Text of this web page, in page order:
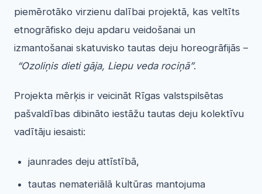
piemērotāko virzienu dalībai projektā, kas veltīts
etnogrāfisko deju apdaru veidošanai un
izmantošanai skatuvisko tautas deju horeogrāfijās –
“Ozoliņis dieti gāja, Liepu veda rociņā”.
Projekta mērķis ir veicināt Rīgas valstspilsētas
pašvaldības dibināto iestāžu tautas deju kolektīvu
vadītāju iesaisti:
jaunrades deju attīstībā,
tautas nemateriālā kultūras mantojuma